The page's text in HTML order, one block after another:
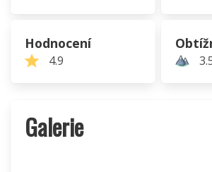
Hodnocení
4.9
Galerie